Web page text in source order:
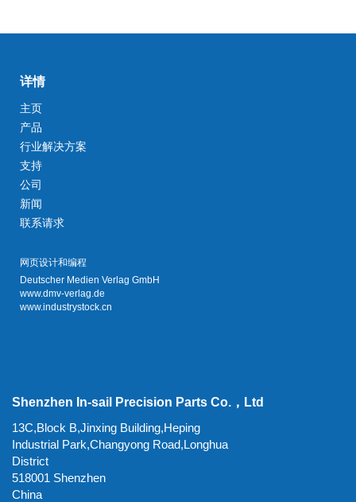
详情
主页
产品
行业解决方案
支持
公司
新闻
联系请求
网页设计和编程
Deutscher Medien Verlag GmbH
www.dmv-verlag.de
www.industrystock.cn
Shenzhen In-sail Precision Parts Co.，Ltd
13C,Block B,Jinxing Building,Heping
Industrial Park,Changyong Road,Longhua
District
518001 Shenzhen
China